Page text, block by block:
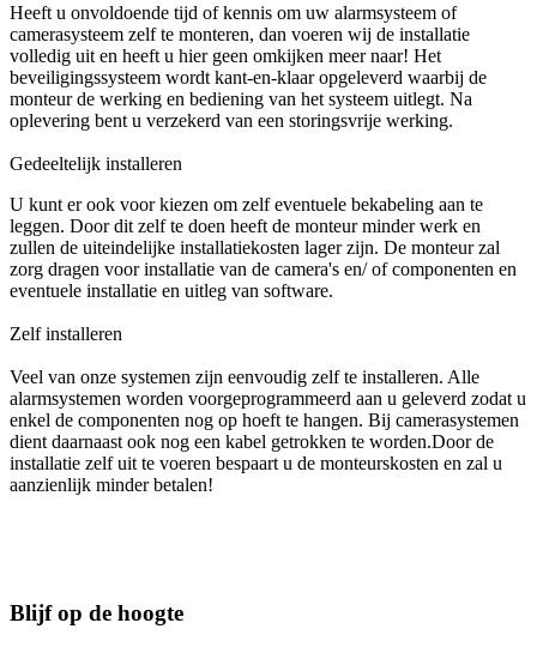
Heeft u onvoldoende tijd of kennis om uw alarmsysteem of
camerasysteem zelf te monteren, dan voeren wij de installatie
volledig uit en heeft u hier geen omkijken meer naar! Het
beveiligingssysteem wordt kant-en-klaar opgeleverd waarbij de
monteur de werking en bediening van het systeem uitlegt. Na
oplevering bent u verzekerd van een storingsvrije werking.
Gedeeltelijk installeren
U kunt er ook voor kiezen om zelf eventuele bekabeling aan te
leggen. Door dit zelf te doen heeft de monteur minder werk en
zullen de uiteindelijke installatiekosten lager zijn. De monteur zal
zorg dragen voor installatie van de camera's en/ of componenten en
eventuele installatie en uitleg van software.
Zelf installeren
Veel van onze systemen zijn eenvoudig zelf te installeren. Alle
alarmsystemen worden voorgeprogrammeerd aan u geleverd zodat u
enkel de componenten nog op hoeft te hangen. Bij camerasystemen
dient daarnaast ook nog een kabel getrokken te worden.Door de
installatie zelf uit te voeren bespaart u de monteurskosten en zal u
aanzienlijk minder betalen!
Blijf op de hoogte